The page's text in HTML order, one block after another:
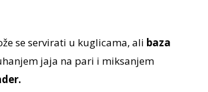
se servirati u kuglicama, ali baza
jaja na pari i miksanjem